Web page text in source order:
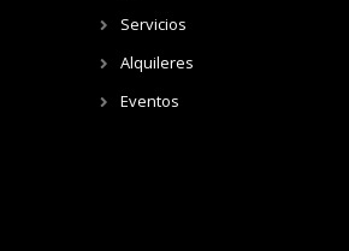
Servicios
Alquileres
Eventos